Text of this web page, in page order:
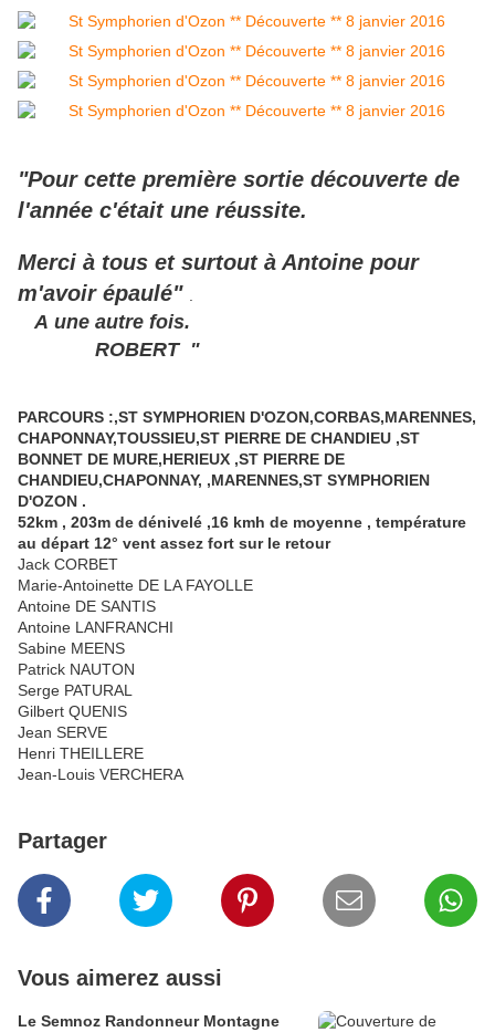
"Pour cette première sortie découverte de
l'année c'était une réussite.
Merci à tous et surtout à Antoine pour
m'avoir épaulé"
A une autre fois.
ROBERT "
PARCOURS :,ST SYMPHORIEN D'OZON,CORBAS,MARENNES,
CHAPONNAY,TOUSSIEU,ST PIERRE DE CHANDIEU ,ST
BONNET DE MURE,HERIEUX ,ST PIERRE DE
CHANDIEU,CHAPONNAY, ,MARENNES,ST SYMPHORIEN
D'OZON .
52km , 203m de dénivelé ,16 kmh de moyenne , température
au départ 12° vent assez fort sur le retour
Jack CORBET
Marie-Antoinette DE LA FAYOLLE
Antoine DE SANTIS
Antoine LANFRANCHI
Sabine MEENS
Patrick NAUTON
Serge PATURAL
Gilbert QUENIS
Jean SERVE
Henri THEILLERE
Jean-Louis VERCHERA
Partager
Vous aimerez aussi
Le Semnoz Randonneur Montagne